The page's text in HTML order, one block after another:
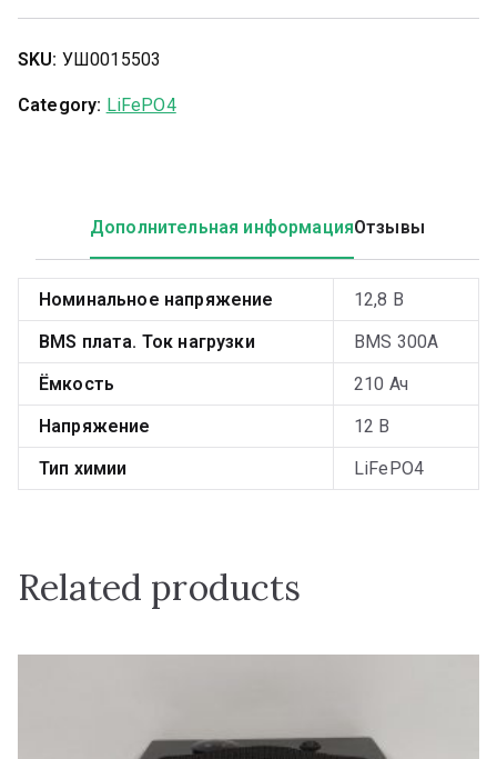
SKU: УШ0015503
Category: LiFePO4
Дополнительная информацияОтзывы
Номинальное напряжение
12,8 В
BMS плата. Ток нагрузки
BMS 300А
Ёмкость
210 Ач
Напряжение
12 В
Тип химии
LiFePO4
Related products